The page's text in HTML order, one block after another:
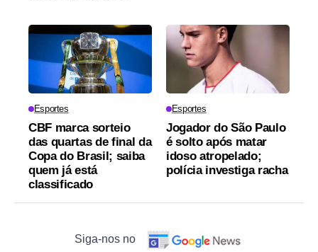
Esportes
CBF marca sorteio
das quartas de final da
Copa do Brasil; saiba
quem já está
classificado
Esportes
Jogador do São Paulo
é solto após matar
idoso atropelado;
polícia investiga racha
Siga-nos no